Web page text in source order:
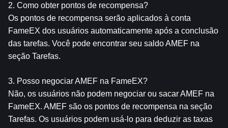
2. Como obter pontos de recompensa?
Os pontos de recompensa serão aplicados à conta
FameEX dos usuários automaticamente após a conclusão
das tarefas. Você pode encontrar seu saldo AMEF na
seção Tarefas.
3. Posso negociar AMEF na FameEX?
Não, os usuários não podem negociar ou sacar AMEF na
FameEX. AMEF são os pontos de recompensa na seção
Tarefas. Os usuários podem usá-lo para deduzir as taxas